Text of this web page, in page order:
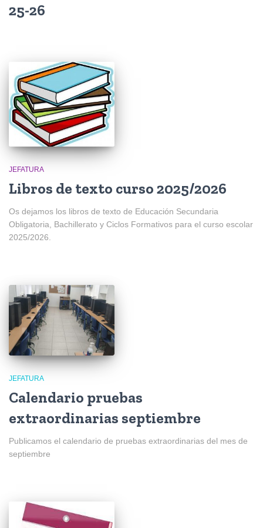
25-26
JEFATURA
Libros de texto curso 2025/2026
Os dejamos los libros de texto de Educación Secundaria
Obligatoria, Bachillerato y Ciclos Formativos para el curso escolar
2025/2026.
JEFATURA
Calendario pruebas
extraordinarias septiembre
Publicamos el calendario de pruebas extraordinarias del mes de
septiembre